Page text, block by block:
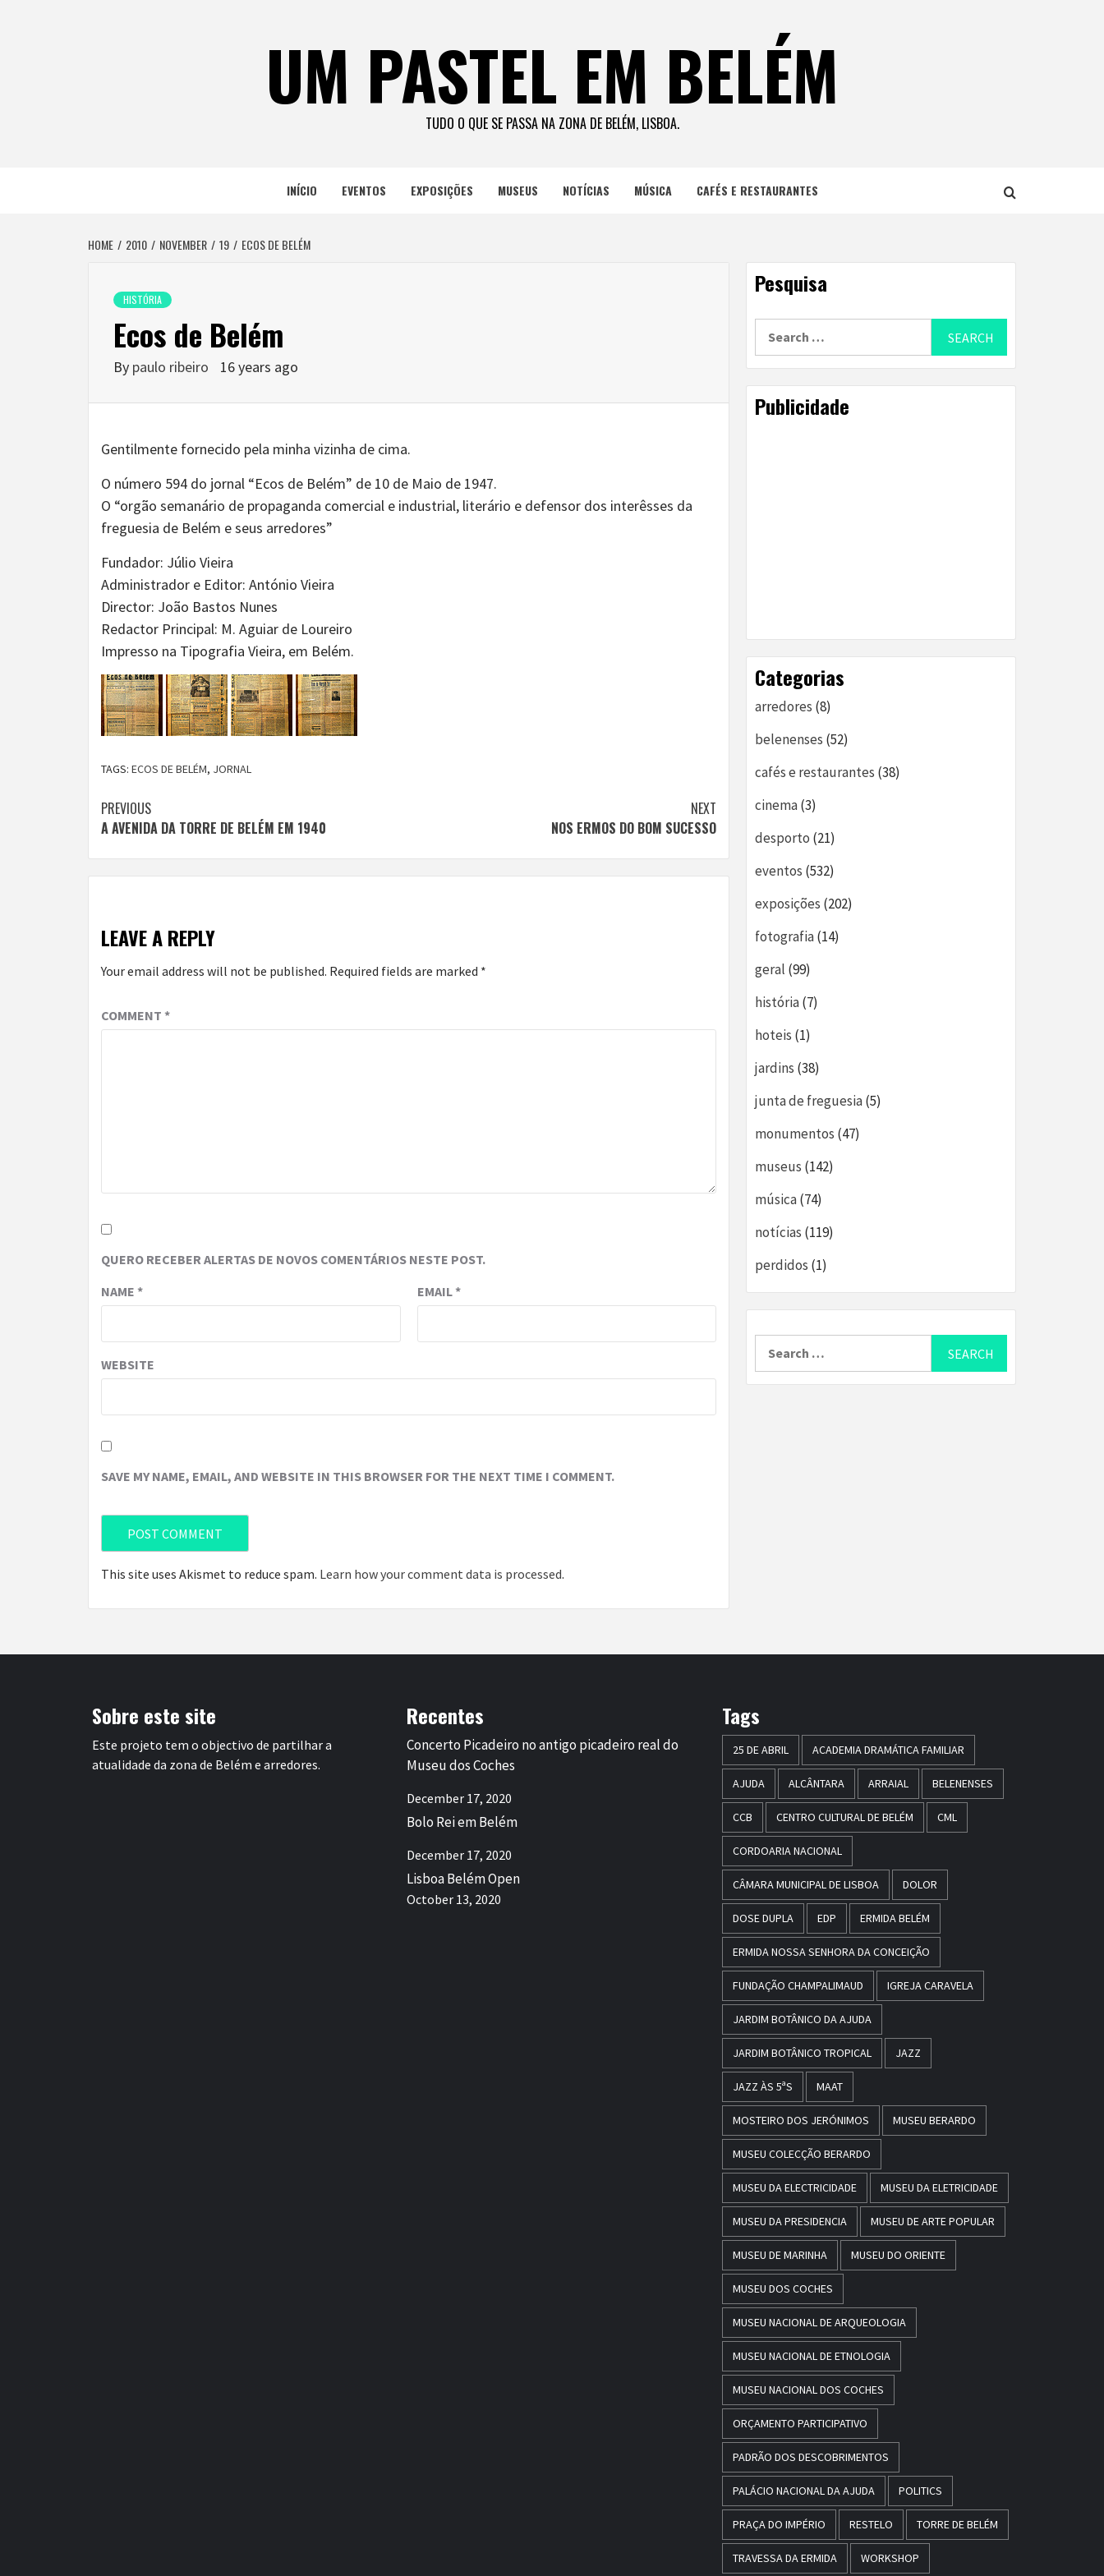
UM PASTEL EM BELÉM
TUDO O QUE SE PASSA NA ZONA DE BELÉM, LISBOA.
INÍCIO EVENTOS EXPOSIÇÕES MUSEUS NOTÍCIAS MÚSICA CAFÉS E RESTAURANTES
HOME 2010 NOVEMBER 19 ECOS DE BELÉM
HISTÓRIA
Ecos de Belém
By paulo ribeiro 16 years ago
Gentilmente fornecido pela minha vizinha de cima.
O número 594 do jornal “Ecos de Belém” de 10 de Maio de 1947.
O “orgão semanário de propaganda comercial e industrial, literário e defensor dos interêsses da
freguesia de Belém e seus arredores”
Fundador: Júlio Vieira
Administrador e Editor: António Vieira
Director: João Bastos Nunes
Redactor Principal: M. Aguiar de Loureiro
Impresso na Tipografia Vieira, em Belém.
TAGS: ECOS DE BELÉM, JORNAL
Continue
Reading
PREVIOUS
A AVENIDA DA TORRE DE BELÉM EM 1940
NEXT
NOS ERMOS DO BOM SUCESSO
LEAVE A REPLY
Your email address will not be published. Required fields are marked *
COMMENT *
QUERO RECEBER ALERTAS DE NOVOS COMENTÁRIOS NESTE POST.
NAME * EMAIL*
WEBSITE
SAVE MY NAME, EMAIL, AND WEBSITE IN THIS BROWSER FOR THE NEXT TIME I COMMENT.
This site uses Akismet to reduce spam. Learn how your comment data is processed.
Pesquisa
Publicidade
Categorias
arredores (8)
belenenses (52)
cafés e restaurantes (38)
cinema(3)
desporto (21)
eventos (532)
exposições (202)
fotografia(14)
geral (99)
história(7)
hoteis (1)
jardins (38)
junta de freguesia(5)
monumentos (47)
museus (142)
música(74)
notícias (119)
perdidos (1)
Sobre este site
Este projeto tem o objectivo de partilhar a
atualidade da zona de Belém e arredores.
Recentes
Concerto Picadeiro no antigo picadeiro real do
Museu dos Coches
December 17, 2020
Bolo Rei em Belém
December 17, 2020
Lisboa Belém Open
October 13, 2020
Tags
25 DE ABRIL ACADEMIA DRAMÁTICA FAMILIAR
AJUDA ALCÂNTARA ARRAIAL BELENENSES
CCB CENTRO CULTURAL DE BELÉM CML
CORDOARIA NACIONAL
CÂMARA MUNICIPAL DE LISBOA DOLOR
DOSE DUPLA EDP ERMIDA BELÉM
ERMIDA NOSSA SENHORA DA CONCEIÇÃO
FUNDAÇÃO CHAMPALIMAUD IGREJA CARAVELA
JARDIM BOTÂNICO DA AJUDA
JARDIM BOTÂNICO TROPICAL JAZZ
JAZZ ÀS 5ªS MAAT
MOSTEIRO DOS JERÓNIMOS MUSEU BERARDO
MUSEU COLECÇÃO BERARDO
MUSEU DA ELECTRICIDADE MUSEU DA ELETRICIDADE
MUSEU DA PRESIDENCIA MUSEU DE ARTE POPULAR
MUSEU DE MARINHA MUSEU DO ORIENTE
MUSEU DOS COCHES
MUSEU NACIONAL DE ARQUEOLOGIA
MUSEU NACIONAL DE ETNOLOGIA
MUSEU NACIONAL DOS COCHES
ORÇAMENTO PARTICIPATIVO
PADRÃO DOS DESCOBRIMENTOS
PALÁCIO NACIONAL DA AJUDA POLITICS
PRAÇA DO IMPÉRIO RESTELO TORRE DE BELÉM
TRAVESSA DA ERMIDA WORKSHOP